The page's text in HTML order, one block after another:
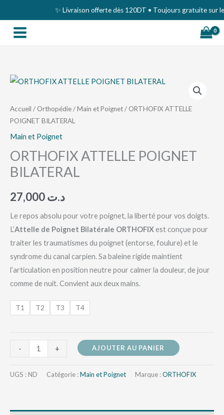
au
contenu
✨ Livraison offerte dès 120DT • Toujours gratuite sur le
Accueil / Orthopédie/Main et Poignet/ ORTHOFIX ATTELLE
POIGNET BILATERAL
Main et Poignet
ORTHOFIX ATTELLE POIGNET
BILATERAL
د.ت
Le repos absolu pour votre poignet, la liberté pour vos doigts.
L’Attelle de Poignet Bilatérale ORTHOFIXest conçue pour
traiter les traumatismes du poignet (entorse, foulure) et le
syndrome du canal carpien. Sa baleine rigide maintient
l’articulation en position neutre pour calmer la douleur, de jour
comme de nuit. Convient aux deux mains.
T1 T2 T3 T4
-
quantité
ORTHOFIX
ATTELLE
POIGNET
+ AJOUTER AU PANIER
UGS : ND Catégorie :Main et Poignet Marque :ORTHOFIX